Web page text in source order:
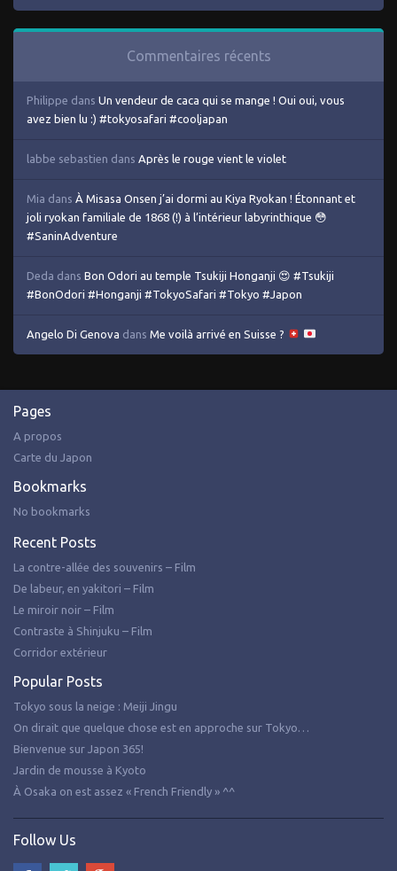
Commentaires récents
Philippe dans Un vendeur de caca qui se mange ! Oui oui, vous
avez bien lu :) #tokyosafari #cooljapan
labbe sebastien dans Après le rouge vient le violet
Mia dans À Misasa Onsen j’ai dormi au Kiya Ryokan ! Étonnant et
joli ryokan familiale de 1868 (!) à l’intérieur labyrinthique 😳
#SaninAdventure
Deda dans Bon Odori au temple Tsukiji Honganji 😍 #Tsukiji
#BonOdori #Honganji #TokyoSafari #Tokyo #Japon
Angelo Di Genova dans Me voilà arrivé en Suisse ?
Pages
A propos
Carte du Japon
Bookmarks
No bookmarks
Recent Posts
La contre-allée des souvenirs – Film
De labeur, en yakitori – Film
Le miroir noir – Film
Contraste à Shinjuku – Film
Corridor extérieur
Popular Posts
Tokyo sous la neige : Meiji Jingu
On dirait que quelque chose est en approche sur Tokyo…
Bienvenue sur Japon 365!
Jardin de mousse à Kyoto
À Osaka on est assez « French Friendly » ^^
Follow Us